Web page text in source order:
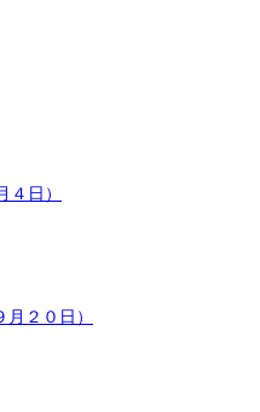
日）
２０日）